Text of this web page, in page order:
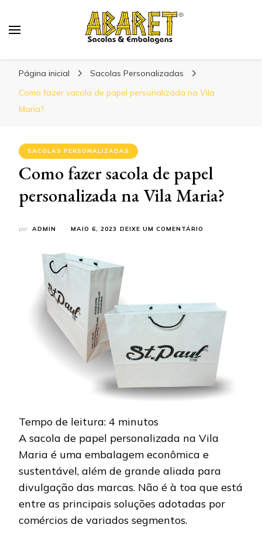
Página inicial
Sacolas Personalizadas
Como fazer sacola de papel personalizada na Vila
Maria?
SACOLAS PERSONALIZADAS
Como fazer sacola de papel
personalizada na Vila Maria?
por ADMIN MAIO 6, 2023 DEIXE UM COMENTÁRIO
NA
VILA
MARIA?
Tempo de leitura: 4 minutos
A sacola de papel personalizada na Vila
Maria é uma embalagem econômica e
sustentável, além de grande aliada para
divulgação das marcas. Não é à toa que está
entre as principais soluções adotadas por
comércios de variados segmentos.